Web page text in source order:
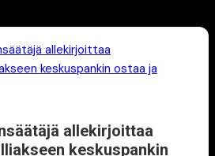
allekirjoittaa
keskuspankin